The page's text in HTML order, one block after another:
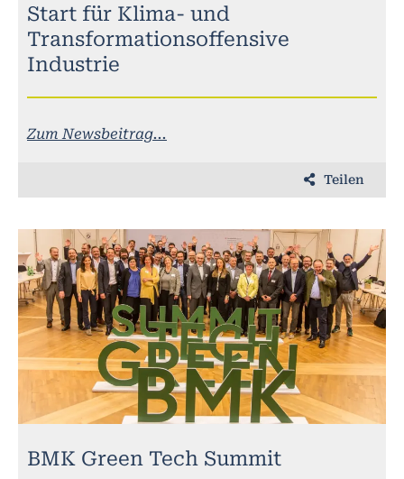
Start für Klima- und
Transformationsoffensive
Industrie
Zum Newsbeitrag...
Teilen
BMK Green Tech Summit